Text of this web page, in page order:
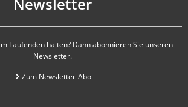
Laufenden halten? Dann abonnieren Sie unseren
Newsletter.
Zum Newsletter-Abo